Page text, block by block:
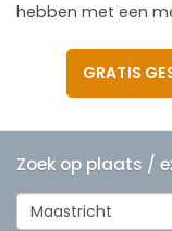
hebben met een
GRATIS
Zoek op plaats /
Maastricht